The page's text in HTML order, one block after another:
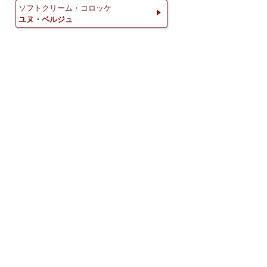
ソフトクリーム・コロッケ
ユヌ・ベルジュ